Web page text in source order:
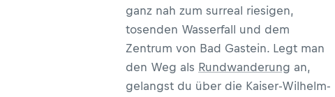
ganz nah zum surreal riesigen,
tosenden Wasserfall und dem
Zentrum von Bad Gastein. Legt man
den Weg als Rundwanderung an,
gelangst du über die Kaiser-Wilhelm-